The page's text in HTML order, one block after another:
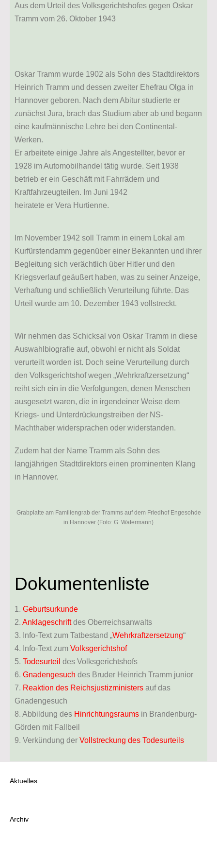
Aus dem Urteil des Volksgerichtshofes gegen Oskar
Tramm vom 26. Oktober 1943
Oskar Tramm wurde 1902 als Sohn des Stadtdirektors
Heinrich Tramm und dessen zweiter Ehefrau Olga in
Hannover geboren. Nach dem Abitur studierte er
zunächst Jura, brach das Studium aber ab und begann
eine kaufmännische Lehre bei den Continental-
Werken.
Er arbeitete einige Jahre als Angestellter, bevor er
1928 im Automobilhandel tätig wurde. Seit 1938
betrieb er ein Geschäft mit Fahrrädern und
Kraftfahrzeugteilen. Im Juni 1942
heiratete er Vera Hurtienne.
Im November 1942 soll Tramm in einem Lokal am
Kurfürstendamm gegenüber einer Bekannten und ihrer
Begleitung sich verächtlich über Hitler und den
Kriegsverlauf geäußert haben, was zu seiner Anzeige,
Verhaftung und schließlich Verurteilung führte. Das
Urteil wurde am 10. Dezember 1943 vollstreckt.
Wir nehmen das Schicksal von Oskar Tramm in diese
Auswahlbiografie auf, obwohl er nicht als Soldat
verurteilt worden ist. Doch seine Verurteilung durch
den Volksgerichtshof wegen „Wehrkraftzersetzung“
reiht sich ein in die Verfolgungen, denen Menschen
ausgesetzt waren, die in irgendeiner Weise dem
Kriegs- und Unterdrückungstreiben der NS-
Machthaber widersprachen oder widerstanden.
Zudem hat der Name Tramm als Sohn des
langjährigen Stadtdirektors einen prominenten Klang
in Hannover.
Grabplatte am Familiengrab der Tramms auf dem Friedhof Engesohde
in Hannover (Foto: G. Watermann)
Dokumentenliste
1. Geburtsurkunde
2. Anklageschriftdes Oberreichsanwalts
3. Info-Text zum Tatbestand „Wehrkraftzersetzung“
4. Info-Text zum Volksgerichtshof
5. Todesurteil des Volksgerichtshofs
6. Gnadengesuch des Bruder Heinrich Tramm junior
7. Reaktion des Reichsjustizministers auf das
Gnadengesuch
8. Abbildung des Hinrichtungsraums in Brandenburg-
Görden mit Fallbeil
9. Verkündung der Vollstreckung des Todesurteils
Aktuelles
Archiv